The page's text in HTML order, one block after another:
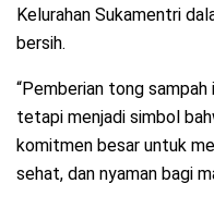
Kelurahan Sukamentri
bersih.
“Pemberian tong
tetapi menjadi simbol
komitmen besar untuk
sehat, dan nyaman bagi